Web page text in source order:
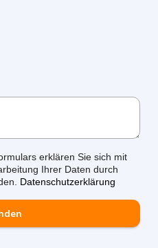
erklären Sie sich mit
Ihrer Daten durch
Datenschutzerklärung